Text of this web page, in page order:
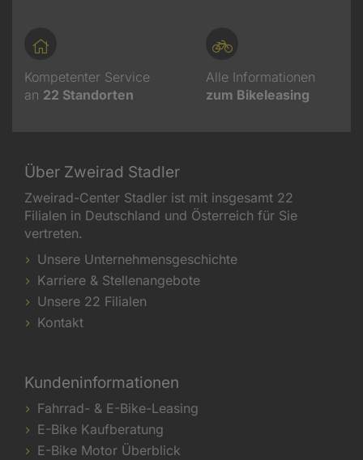
Kompetenter Service
an 22 Standorten
Alle Informationen
zum Bikeleasing
Über Zweirad Stadler
Zweirad-Center Stadler ist mit insgesamt 22
Filialen in Deutschland und Österreich für Sie
vertreten.
Unsere Unternehmensgeschichte
Karriere & Stellenangebote
Unsere 22 Filialen
Kontakt
Kundeninformationen
Fahrrad- & E-Bike-Leasing
E-Bike Kaufberatung
E-Bike Motor Überblick